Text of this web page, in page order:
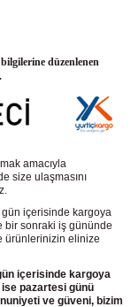
düzenlenen
amacıyla
size ulaşmasını
içerisinde kargoya
bir sonraki iş gününde
ürünlerinizin elinize
içerisinde kargoya
pazartesi günü
ve güveni, bizim